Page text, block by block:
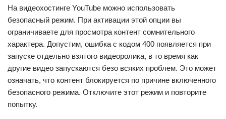
На видеохостинге YouTube можно использовать
безопасный режим. При активации этой опции вы
ограничиваете для просмотра контент сомнительного
характера. Допустим, ошибка с кодом 400 появляется при
запуске отдельно взятого видеоролика, в то время как
другие видео запускаются безо всяких проблем. Это может
означать, что контент блокируется по причине включенного
безопасного режима. Отключите этот режим и повторите
попытку.